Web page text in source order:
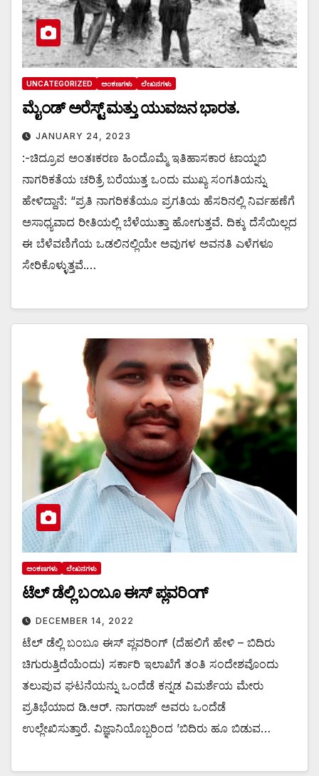
UNCATEGORIZED ಅಂಕಣಗಳು ಲೇಖನಗಳು
ಮೈಂಡ್ ಅರೆಸ್ಟ್ ಮತ್ತು ಯುವಜನ ಭಾರತ.
JANUARY 24, 2023
:-ಚಿದ್ರೂಪ ಅಂತಃಕರಣ ಹಿಂದೊಮ್ಮೆ ಇತಿಹಾಸಕಾರ ಟಾಯ್ನಬಿ
ನಾಗರಿಕತೆಯ ಚರಿತ್ರೆ ಬರೆಯುತ್ತ ಒಂದು ಮುಖ್ಯ ಸಂಗತಿಯನ್ನು
ಹೇಳಿದ್ದಾನೆ: “ಪ್ರತಿ ನಾಗರಿಕತೆಯೂ ಪ್ರಗತಿಯ ಹೆಸರಿನಲ್ಲಿ ನಿರ್ವಹಣೆಗೆ
ಅಸಾಧ್ಯವಾದ ರೀತಿಯಲ್ಲಿ ಬೆಳೆಯುತ್ತಾ ಹೋಗುತ್ತವೆ. ದಿಕ್ಕು ದೆಸೆಯಿಲ್ಲದ
ಈ ಬೆಳೆವಣಿಗೆಯ ಒಡಲಿನಲ್ಲಿಯೇ ಅವುಗಳ ಅವನತಿ ಎಳೆಗಳೂ
ಸೇರಿಕೊಳ್ಳುತ್ತವೆ.…
ಅಂಕಣಗಳು ಲೇಖನಗಳು
ಟೆಲ್ ಡೆಲ್ಲಿ ಬಂಬೂ ಈಸ್ ಪ್ಲವರಿಂಗ್
DECEMBER 14, 2022
ಟೆಲ್ ಡೆಲ್ಲಿ ಬಂಬೂ ಈಸ್ ಪ್ಲವರಿಂಗ್ (ದೆಹಲಿಗೆ ಹೇಳಿ – ಬಿದಿರು
ಚಿಗುರುತ್ತಿದೆಯೆಂದು) ಸರ್ಕಾರಿ ಇಲಾಖೆಗೆ ತಂತಿ ಸಂದೇಶವೊಂದು
ತಲುಪುವ ಘಟನೆಯನ್ನು ಒಂದೆಡೆ ಕನ್ನಡ ವಿಮರ್ಶೆಯ ಮೇರು
ಪ್ರತಿಭೆಯಾದ ಡಿ.ಆರ್. ನಾಗರಾಜ್ ಅವರು ಒಂದೆಡೆ
ಉಲ್ಲೇಖಿಸುತ್ತಾರೆ. ವಿಜ್ಞಾನಿಯೊಬ್ಬರಿಂದ ’ಬಿದಿರು ಹೂ ಬಿಡುವ…